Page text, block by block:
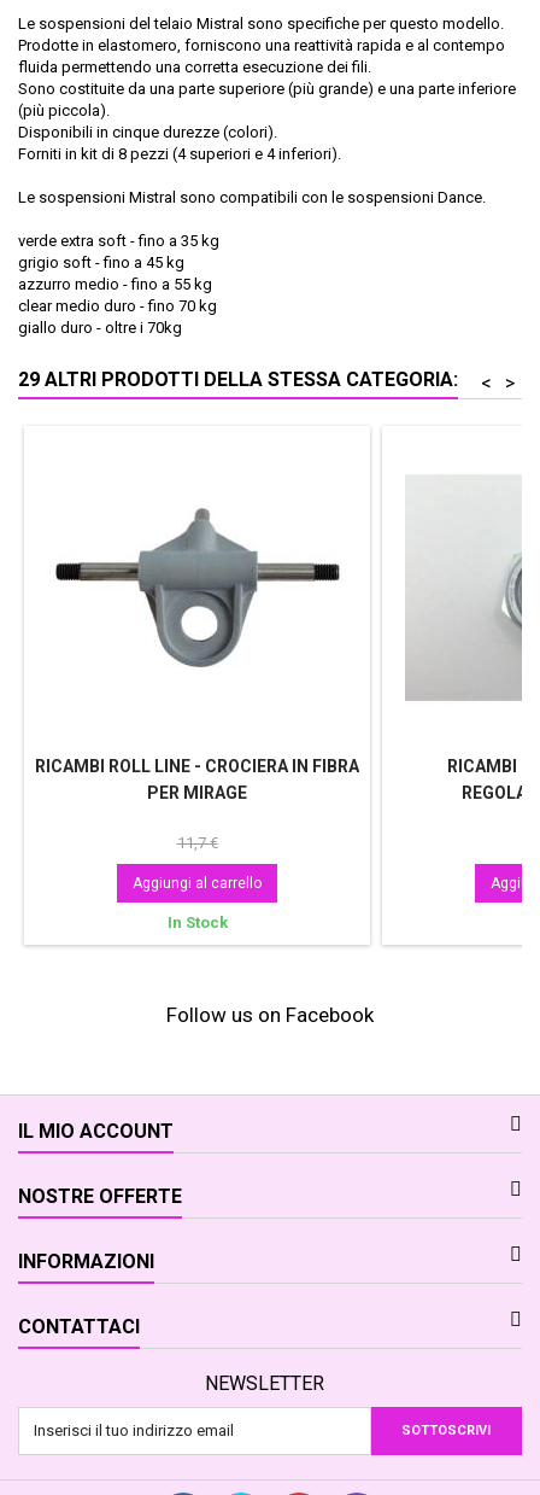
Le sospensioni del telaio Mistral sono specifiche per questo modello.
Prodotte in elastomero, forniscono una reattività rapida e al contempo
fluida permettendo una corretta esecuzione dei fili.
Sono costituite da una parte superiore (più grande) e una parte inferiore
(più piccola).
Disponibili in cinque durezze (colori).
Forniti in kit di 8 pezzi (4 superiori e 4 inferiori).
Le sospensioni Mistral sono compatibili con le sospensioni Dance.
verde extra soft - fino a 35 kg
grigio soft - fino a 45 kg
azzurro medio - fino a 55 kg
clear medio duro - fino 70 kg
giallo duro - oltre i 70kg
29 ALTRI PRODOTTI DELLA STESSA CATEGORIA: >
<
RICAMBI ROLL LINE - CROCIERA IN FIBRA
PER MIRAGE
11,7 €
Aggiungi al carrello
In Stock
RICAMBI
Follow us on Facebook
IL MIO ACCOUNT
NOSTRE OFFERTE
INFORMAZIONI
CONTATTACI
NEWSLETTER
SOTTOSCRIVI